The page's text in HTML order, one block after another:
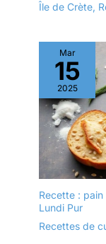
Île de Crète,
Mar
15
2025
Recette :
Lundi Pur
Recettes de